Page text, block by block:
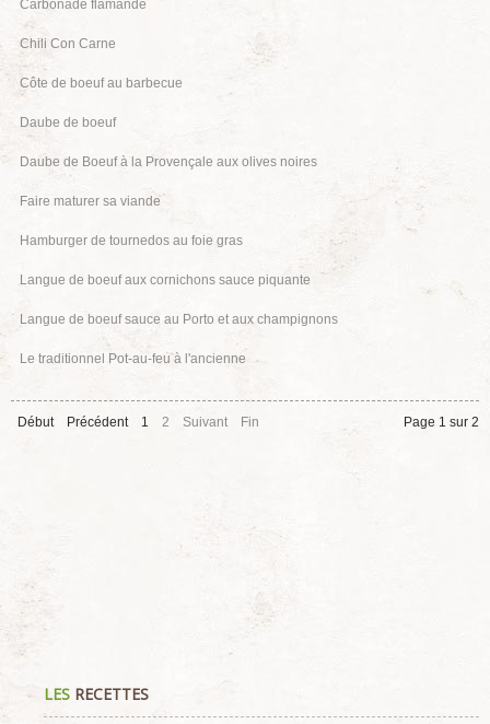
Carbonade flamande
Chili Con Carne
Côte de boeuf au barbecue
Daube de boeuf
Daube de Boeuf à la Provençale aux olives noires
Faire maturer sa viande
Hamburger de tournedos au foie gras
Langue de boeuf aux cornichons sauce piquante
Langue de boeuf sauce au Porto et aux champignons
Le traditionnel Pot-au-feu à l'ancienne
Page 1 sur 2
Début Précédent 1 2 Suivant Fin
LES RECETTES